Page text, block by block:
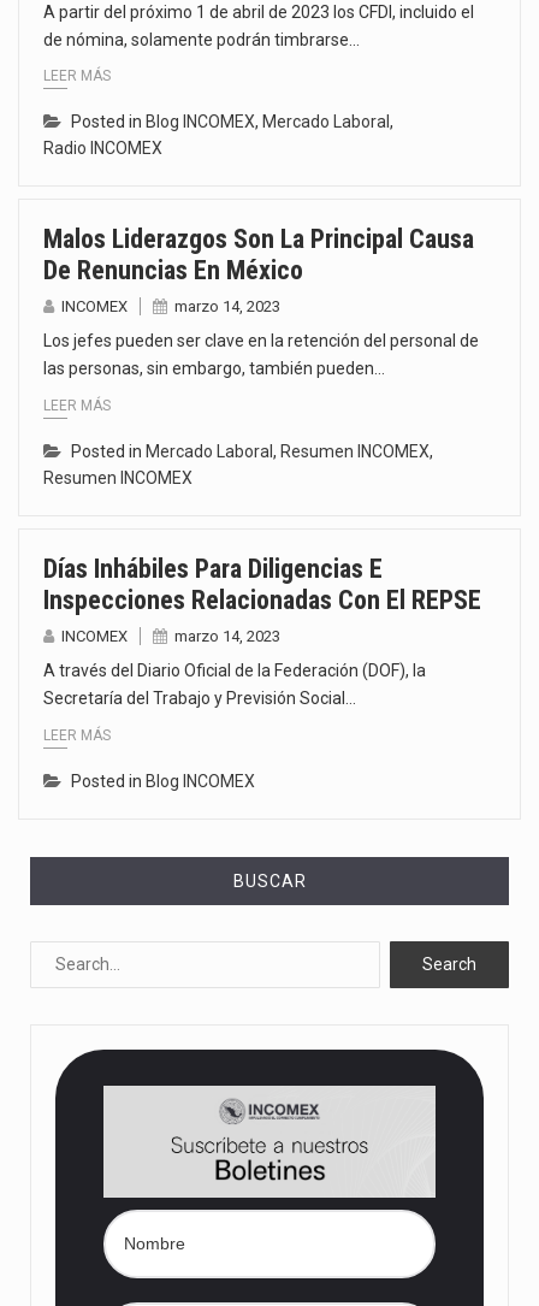
A partir del próximo 1 de abril de 2023 los CFDI, incluido el
de nómina, solamente podrán timbrarse…
LEER MÁS
Posted in Blog INCOMEX, Mercado Laboral,
Radio INCOMEX
Malos Liderazgos Son La Principal Causa
De Renuncias En México
INCOMEX marzo 14, 2023
Los jefes pueden ser clave en la retención del personal de
las personas, sin embargo, también pueden…
LEER MÁS
Posted in Mercado Laboral , Resumen INCOMEX,
Resumen INCOMEX
Días Inhábiles Para Diligencias E
Inspecciones Relacionadas Con El REPSE
INCOMEX marzo 14, 2023
A través del Diario Oficial de la Federación (DOF), la
Secretaría del Trabajo y Previsión Social…
LEER MÁS
Posted in Blog INCOMEX
BUSCAR